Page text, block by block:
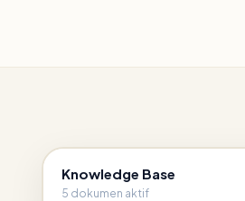
Knowledge Base
5 dokumen aktif